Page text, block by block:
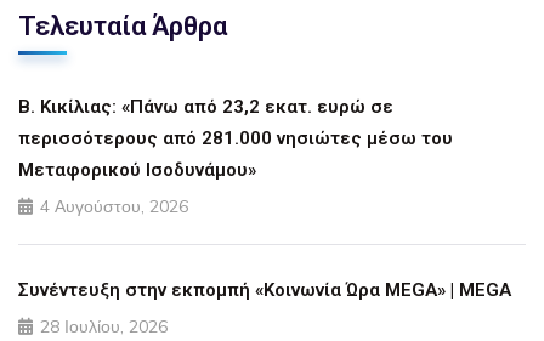
Τελευταία Άρθρα
Β. Κικίλιας: «Πάνω από 23,2 εκατ. ευρώ σε
περισσότερους από 281.000 νησιώτες μέσω του
Μεταφορικού Ισοδυνάμου»
4 Αυγούστου, 2026
Συνέντευξη στην εκπομπή «Κοινωνία Ώρα MEGA» | MEGA
28 Ιουλίου, 2026